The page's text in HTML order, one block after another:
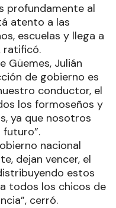
profundamente al
atento a las
escuelas y llega a
ratificó.
Güemes, Julián
de gobierno es
conductor, el
los formoseños y
ya que nosotros
nacional
dejan vencer, el
estos
todos los chicos de
cerró.